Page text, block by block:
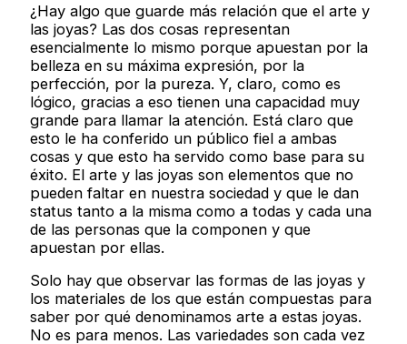
¿Hay algo que guarde más relación que el arte y
las joyas? Las dos cosas representan
esencialmente lo mismo porque apuestan por la
belleza en su máxima expresión, por la
perfección, por la pureza. Y, claro, como es
lógico, gracias a eso tienen una capacidad muy
grande para llamar la atención. Está claro que
esto le ha conferido un público fiel a ambas
cosas y que esto ha servido como base para su
éxito. El arte y las joyas son elementos que no
pueden faltar en nuestra sociedad y que le dan
status tanto a la misma como a todas y cada una
de las personas que la componen y que
apuestan por ellas.
Solo hay que observar las formas de las joyas y
los materiales de los que están compuestas para
saber por qué denominamos arte a estas joyas.
No es para menos. Las variedades son cada vez